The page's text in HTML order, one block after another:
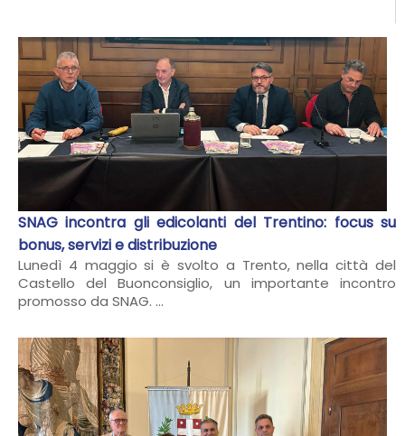
SNAG incontra gli edicolanti del Trentino: focus su
bonus, servizi e distribuzione
Lunedì 4 maggio si è svolto a Trento, nella città del
Castello del Buonconsiglio, un importante incontro
promosso da SNAG. ...